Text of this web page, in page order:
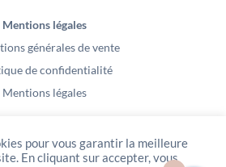
Mentions légales
générales de vente
de confidentialité
Mentions légales
pour vous garantir la meilleure
En cliquant sur accepter, vous